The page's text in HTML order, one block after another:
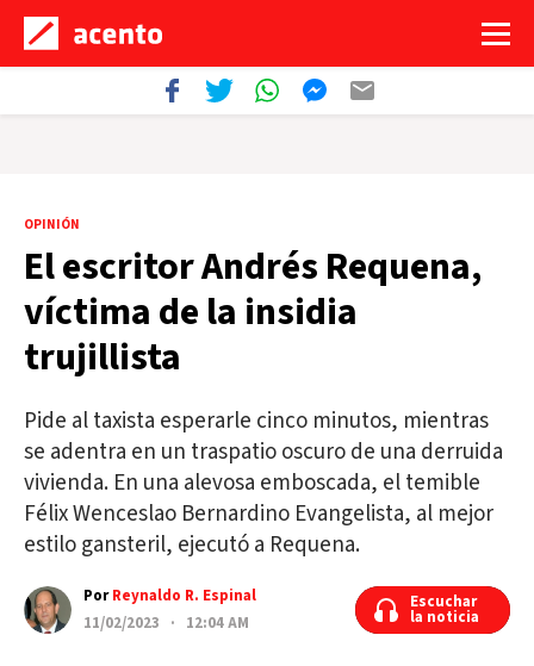
OPINIÓN
El escritor Andrés Requena,
víctima de la insidia
trujillista
Pide al taxista esperarle cinco minutos, mientras
se adentra en un traspatio oscuro de una derruida
vivienda. En una alevosa emboscada, el temible
Félix Wenceslao Bernardino Evangelista, al mejor
estilo gansteril, ejecutó a Requena.
PorReynaldo R. Espinal
11/02/2023 · 12:04 AM
Escuchar
la noticia
Escuchar
la noticia